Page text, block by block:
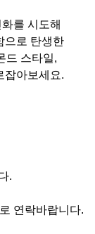
를 시도해
으로 탄생한
드 스타일,
잡아보세요.
.
로 연락바랍니다.